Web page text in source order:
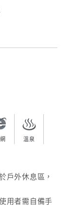
溫泉
戶外休息區，
用者需自備手